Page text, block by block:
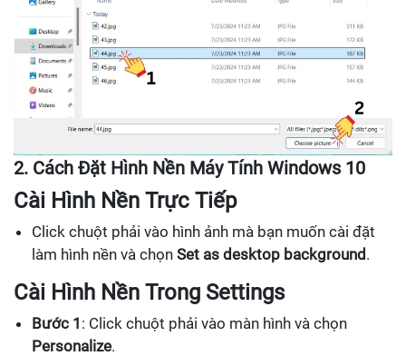
2. Cách Đặt Hình Nền Máy Tính Windows 10
Cài Hình Nền Trực Tiếp
Click chuột phải vào hình ảnh mà bạn muốn cài đặt
làm hình nền và chọn Set as desktop background.
Cài Hình Nền Trong Settings
Bước 1 : Click chuột phải vào màn hình và chọn
Personalize.